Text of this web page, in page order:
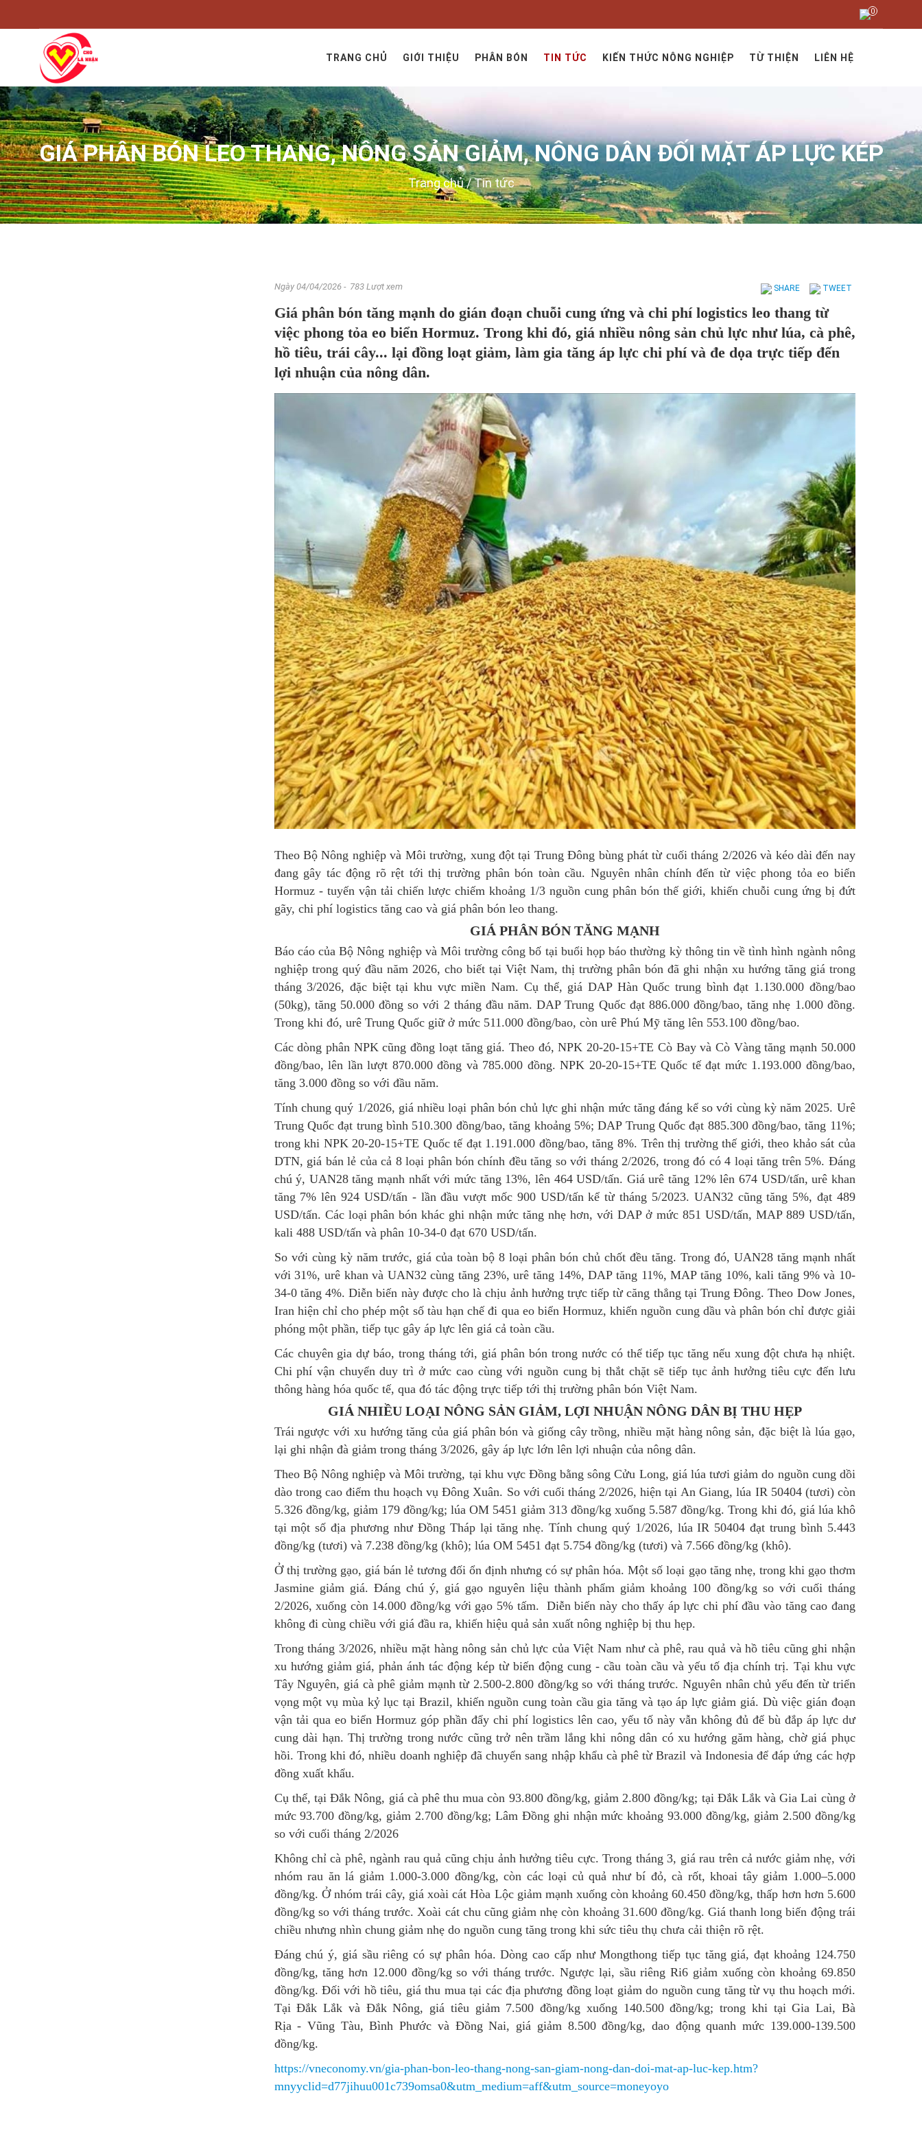
0
TRANG CHỦ GIỚI THIỆU PHÂN BÓN TIN TỨC KIẾN THỨC NÔNG NGHIỆP TỪ THIỆN LIÊN HỆ
Trang chủ/Tin tức
GIÁ PHÂN BÓN LEO THANG, NÔNG SẢN GIẢM, NÔNG DÂN ĐỐI MẶT ÁP LỰC KÉP
Ngày 04/04/2026- 783 Lượt xem SHARE TWEET
Giá phân bón tăng mạnh do gián đoạn chuỗi cung ứng và chi phí logistics leo thang từ
việc phong tỏa eo biển Hormuz. Trong khi đó, giá nhiều nông sản chủ lực như lúa, cà phê,
hồ tiêu, trái cây... lại đồng loạt giảm, làm gia tăng áp lực chi phí và đe dọa trực tiếp đến
lợi nhuận của nông dân.
Theo Bộ Nông nghiệp và Môi trường, xung đột tại Trung Đông bùng phát từ cuối tháng 2/2026 và kéo dài đến nay
đang gây tác động rõ rệt tới thị trường phân bón toàn cầu. Nguyên nhân chính đến từ việc phong tỏa eo biển
Hormuz - tuyến vận tải chiến lược chiếm khoảng 1/3 nguồn cung phân bón thế giới, khiến chuỗi cung ứng bị đứt
gãy, chi phí logistics tăng cao và giá phân bón leo thang.
GIÁ PHÂN BÓN TĂNG MẠNH
Báo cáo của Bộ Nông nghiệp và Môi trường công bố tại buổi họp báo thường kỳ thông tin về tình hình ngành nông
nghiệp trong quý đầu năm 2026, cho biết tại Việt Nam, thị trường phân bón đã ghi nhận xu hướng tăng giá trong
tháng 3/2026, đặc biệt tại khu vực miền Nam. Cụ thể, giá DAP Hàn Quốc trung bình đạt 1.130.000 đồng/bao
(50kg), tăng 50.000 đồng so với 2 tháng đầu năm. DAP Trung Quốc đạt 886.000 đồng/bao, tăng nhẹ 1.000 đồng.
Trong khi đó, urê Trung Quốc giữ ở mức 511.000 đồng/bao, còn urê Phú Mỹ tăng lên 553.100 đồng/bao.
Các dòng phân NPK cũng đồng loạt tăng giá. Theo đó, NPK 20-20-15+TE Cò Bay và Cò Vàng tăng mạnh 50.000
đồng/bao, lên lần lượt 870.000 đồng và 785.000 đồng. NPK 20-20-15+TE Quốc tế đạt mức 1.193.000 đồng/bao,
tăng 3.000 đồng so với đầu năm.
Tính chung quý 1/2026, giá nhiều loại phân bón chủ lực ghi nhận mức tăng đáng kể so với cùng kỳ năm 2025. Urê
Trung Quốc đạt trung bình 510.300 đồng/bao, tăng khoảng 5%; DAP Trung Quốc đạt 885.300 đồng/bao, tăng 11%;
trong khi NPK 20-20-15+TE Quốc tế đạt 1.191.000 đồng/bao, tăng 8%. Trên thị trường thế giới, theo khảo sát của
DTN, giá bán lẻ của cả 8 loại phân bón chính đều tăng so với tháng 2/2026, trong đó có 4 loại tăng trên 5%. Đáng
chú ý, UAN28 tăng mạnh nhất với mức tăng 13%, lên 464 USD/tấn. Giá urê tăng 12% lên 674 USD/tấn, urê khan
tăng 7% lên 924 USD/tấn - lần đầu vượt mốc 900 USD/tấn kể từ tháng 5/2023. UAN32 cũng tăng 5%, đạt 489
USD/tấn. Các loại phân bón khác ghi nhận mức tăng nhẹ hơn, với DAP ở mức 851 USD/tấn, MAP 889 USD/tấn,
kali 488 USD/tấn và phân 10-34-0 đạt 670 USD/tấn.
So với cùng kỳ năm trước, giá của toàn bộ 8 loại phân bón chủ chốt đều tăng. Trong đó, UAN28 tăng mạnh nhất
với 31%, urê khan và UAN32 cùng tăng 23%, urê tăng 14%, DAP tăng 11%, MAP tăng 10%, kali tăng 9% và 10-
34-0 tăng 4%.Diễn biến này được cho là chịu ảnh hưởng trực tiếp từ căng thẳng tại Trung Đông. Theo Dow Jones,
Iran hiện chỉ cho phép một số tàu hạn chế đi qua eo biển Hormuz, khiến nguồn cung dầu và phân bón chỉ được giải
phóng một phần, tiếp tục gây áp lực lên giá cả toàn cầu.
Các chuyên gia dự báo, trong tháng tới, giá phân bón trong nước có thể tiếp tục tăng nếu xung đột chưa hạ nhiệt.
Chi phí vận chuyển duy trì ở mức cao cùng với nguồn cung bị thắt chặt sẽ tiếp tục ảnh hưởng tiêu cực đến lưu
thông hàng hóa quốc tế, qua đó tác động trực tiếp tới thị trường phân bón Việt Nam.
GIÁ NHIỀU LOẠI NÔNG SẢN GIẢM, LỢI NHUẬN NÔNG DÂN BỊ THU HẸP
Trái ngược với xu hướng tăng của giá phân bón và giống cây trồng, nhiều mặt hàng nông sản, đặc biệt là lúa gạo,
lại ghi nhận đà giảm trong tháng 3/2026, gây áp lực lớn lên lợi nhuận của nông dân.
Theo Bộ Nông nghiệp và Môi trường, tại khu vực Đồng bằng sông Cửu Long, giá lúa tươi giảm do nguồn cung dồi
dào trong cao điểm thu hoạch vụ Đông Xuân. So với cuối tháng 2/2026, hiện tại An Giang, lúa IR 50404 (tươi) còn
5.326 đồng/kg, giảm 179 đồng/kg; lúa OM 5451 giảm 313 đồng/kg xuống 5.587 đồng/kg. Trong khi đó, giá lúa khô
tại một số địa phương như Đồng Tháp lại tăng nhẹ. Tính chung quý 1/2026, lúa IR 50404 đạt trung bình 5.443
đồng/kg (tươi) và 7.238 đồng/kg (khô); lúa OM 5451 đạt 5.754 đồng/kg (tươi) và 7.566 đồng/kg (khô).
Ở thị trường gạo, giá bán lẻ tương đối ổn định nhưng có sự phân hóa. Một số loại gạo tăng nhẹ, trong khi gạo thơm
Jasmine giảm giá. Đáng chú ý, giá gạo nguyên liệu thành phẩm giảm khoảng 100 đồng/kg so với cuối tháng
2/2026, xuống còn 14.000 đồng/kg với gạo 5% tấm. Diễn biến này cho thấy áp lực chi phí đầu vào tăng cao đang
không đi cùng chiều với giá đầu ra, khiến hiệu quả sản xuất nông nghiệp bị thu hẹp.
Trong tháng 3/2026, nhiều mặt hàng nông sản chủ lực của Việt Nam như cà phê, rau quả và hồ tiêu cũng ghi nhận
xu hướng giảm giá, phản ánh tác động kép từ biến động cung - cầu toàn cầu và yếu tố địa chính trị. Tại khu vực
Tây Nguyên, giá cà phê giảm mạnh từ 2.500-2.800 đồng/kg so với tháng trước. Nguyên nhân chủ yếu đến từ triển
vọng một vụ mùa kỷ lục tại Brazil, khiến nguồn cung toàn cầu gia tăng và tạo áp lực giảm giá. Dù việc gián đoạn
vận tải qua eo biển Hormuz góp phần đẩy chi phí logistics lên cao, yếu tố này vẫn không đủ để bù đắp áp lực dư
cung dài hạn. Thị trường trong nước cũng trở nên trầm lắng khi nông dân có xu hướng găm hàng, chờ giá phục
hồi. Trong khi đó, nhiều doanh nghiệp đã chuyển sang nhập khẩu cà phê từ Brazil và Indonesia để đáp ứng các hợp
đồng xuất khẩu.
Cụ thể, tại Đắk Nông, giá cà phê thu mua còn 93.800 đồng/kg, giảm 2.800 đồng/kg; tại Đắk Lắk và Gia Lai cùng ở
mức 93.700 đồng/kg, giảm 2.700 đồng/kg; Lâm Đồng ghi nhận mức khoảng 93.000 đồng/kg, giảm 2.500 đồng/kg
so với cuối tháng 2/2026
Không chỉ cà phê, ngành rau quả cũng chịu ảnh hưởng tiêu cực. Trong tháng 3, giá rau trên cả nước giảm nhẹ, với
nhóm rau ăn lá giảm 1.000-3.000 đồng/kg, còn các loại củ quả như bí đỏ, cà rốt, khoai tây giảm 1.000–5.000
đồng/kg. Ở nhóm trái cây, giá xoài cát Hòa Lộc giảm mạnh xuống còn khoảng 60.450 đồng/kg, thấp hơn hơn 5.600
đồng/kg so với tháng trước. Xoài cát chu cũng giảm nhẹ còn khoảng 31.600 đồng/kg. Giá thanh long biến động trái
chiều nhưng nhìn chung giảm nhẹ do nguồn cung tăng trong khi sức tiêu thụ chưa cải thiện rõ rệt.
Đáng chú ý, giá sầu riêng có sự phân hóa. Dòng cao cấp như Mongthong tiếp tục tăng giá, đạt khoảng 124.750
đồng/kg, tăng hơn 12.000 đồng/kg so với tháng trước. Ngược lại, sầu riêng Ri6 giảm xuống còn khoảng 69.850
đồng/kg.Đối với hồ tiêu, giá thu mua tại các địa phương đồng loạt giảm do nguồn cung tăng từ vụ thu hoạch mới.
Tại Đắk Lắk và Đắk Nông, giá tiêu giảm 7.500 đồng/kg xuống 140.500 đồng/kg; trong khi tại Gia Lai, Bà
Rịa - Vũng Tàu, Bình Phước và Đồng Nai, giá giảm 8.500 đồng/kg, dao động quanh mức 139.000-139.500
đồng/kg.
https://vneconomy.vn/gia-phan-bon-leo-thang-nong-san-giam-nong-dan-doi-mat-ap-luc-kep.htm?
mnyyclid=d77jihuu001c739omsa0&utm_medium=aff&utm_source=moneyoyo